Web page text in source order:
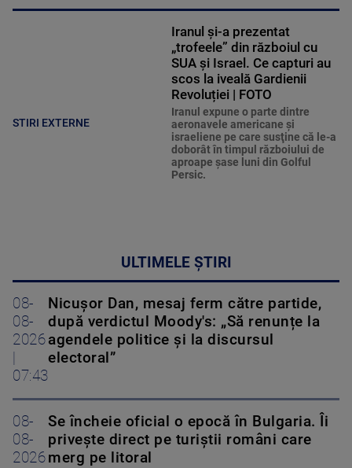
STIRI EXTERNE
Iranul și-a prezentat
„trofeele” din războiul cu
SUA și Israel. Ce capturi au
scos la iveală Gardienii
Revoluției | FOTO
Iranul expune o parte dintre
aeronavele americane şi
israeliene pe care susţine că le-a
doborât în timpul războiului de
aproape şase luni din Golful
Persic.
ULTIMELE ȘTIRI
08-
08-
2026
07:43
Nicușor Dan, mesaj ferm către partide,
după verdictul Moody's: „Să renunțe la
agendele politice şi la discursul
electoral”
08-
08-
2026
Se încheie oficial o epocă în Bulgaria. Îi
privește direct pe turiștii români care
merg pe litoral